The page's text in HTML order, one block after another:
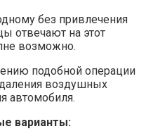
без привлечения
отвечают на этот
возможно.
подобной операции
воздушных
автомобиля.
варианты: